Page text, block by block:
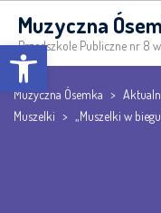
Muzyczna
Przedszkole Publiczne nr 8
Muzyczna Ósemka >
Muszelki > „Muszelki w
Open toolbar